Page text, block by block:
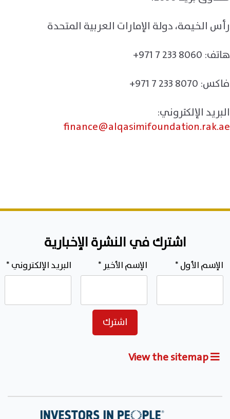
رأس الخيمة، دولة الإمارات العربية المتحدة
هاتف: +971 7 233 8060
فاكس: +971 7 233 8070
البريد الإلكتروني:
finance@alqasimifoundation.rak.ae
اشترك في النشرة الإخبارية
البريد الإلكتروني* الإسم الأخير* الإسم الأول*